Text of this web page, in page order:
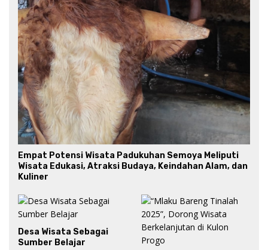
Empat Potensi Wisata Padukuhan Semoya Meliputi
Wisata Edukasi, Atraksi Budaya, Keindahan Alam, dan
Kuliner
Desa Wisata Sebagai
Sumber Belajar